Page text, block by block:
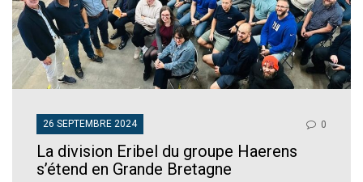
26 SEPTEMBRE 2024 0
La division Eribel du groupe Haerens
s’étend en Grande Bretagne